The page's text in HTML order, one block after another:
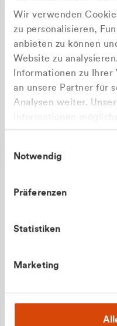
Wir verwenden
zu personalisieren,
anbieten zu können
Website zu
Informationen zu
an unsere Partner für
Analysen weiter.
zusammen, die Sie
gesammelt haben.
Notwendig
Präferenzen
Statistiken
Marketing